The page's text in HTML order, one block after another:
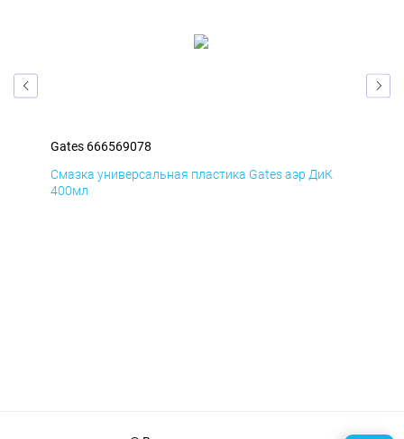
Gates 666569078
Смазка универсальная пластика Gates аэр ДиК
400мл